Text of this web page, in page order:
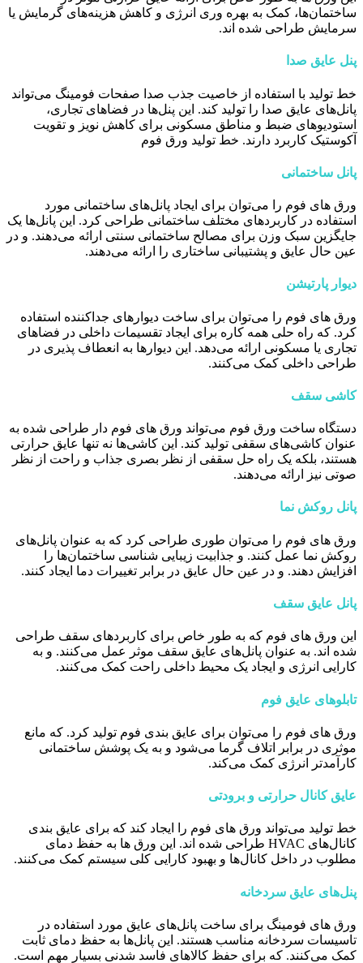
ساختمان‌ها، کمک به بهره وری انرژی و کاهش هزینه‌های گرمایش یا
سرمایش طراحی شده اند.
پنل عایق صدا
خط تولید با استفاده از خاصیت جذب صدا صفحات فومینگ می‌تواند
پانل‌های عایق صدا را تولید کند. این پنل‌ها در فضاهای تجاری،
استودیوهای ضبط و مناطق مسکونی برای کاهش نویز و تقویت
آکوستیک کاربرد دارند. خط تولید ورق فوم
پانل ساختمانی
ورق ‌های فوم را می‌توان برای ایجاد پانل‌های ساختمانی مورد
استفاده در کاربردهای مختلف ساختمانی طراحی کرد. این پانل‌ها یک
جایگزین سبک وزن برای مصالح ساختمانی سنتی ارائه می‌دهند. و در
عین حال عایق و پشتیبانی ساختاری را ارائه می‌دهند.
دیوار پارتیشن
ورق ‌های فوم را می‌توان برای ساخت دیوارهای جداکننده استفاده
کرد. که راه حلی همه کاره برای ایجاد تقسیمات داخلی در فضاهای
تجاری یا مسکونی ارائه می‌دهد. این دیوارها به انعطاف پذیری در
طراحی داخلی کمک می‌کنند.
کاشی سقف
دستگاه ساخت ورق فوم می‌تواند ورق ‌های فوم دار طراحی شده به
عنوان کاشی‌های سقفی تولید کند. این کاشی‌ها نه تنها عایق حرارتی
هستند، بلکه یک راه حل سقفی از نظر بصری جذاب و راحت از نظر
صوتی نیز ارائه می‌دهند.
پانل روکش نما
ورق ‌های فوم را می‌توان طوری طراحی کرد که به عنوان پانل‌های
روکش نما عمل کنند. و جذابیت زیبایی شناسی ساختمان‌ها را
افزایش دهند. و در عین حال عایق در برابر تغییرات دما ایجاد کنند.
پانل عایق سقف
این ورق ‌های فوم که به طور خاص برای کاربردهای سقف طراحی
شده اند. به عنوان پانل‌های عایق سقف موثر عمل می‌کنند. و به
کارایی انرژی و ایجاد یک محیط داخلی راحت کمک می‌کنند.
تابلوهای عایق فوم
ورق ‌های فوم را می‌توان برای عایق بندی فوم تولید کرد. که مانع
موثری در برابر اتلاف گرما می‌شود و به یک پوشش ساختمانی
کارآمدتر انرژی کمک می‌کند.
عایق کانال حرارتی و برودتی
خط تولید می‌تواند ورق ‌های فوم را ایجاد کند که برای عایق بندی
کانال‌های HVAC طراحی شده اند. این ورق ‌ها به حفظ دمای
مطلوب در داخل کانال‌ها و بهبود کارایی کلی سیستم کمک می‌کنند.
پنل‌های عایق سردخانه
ورق ‌های فومینگ برای ساخت پانل‌های عایق مورد استفاده در
تاسیسات سردخانه مناسب هستند. این پانل‌ها به حفظ دمای ثابت
کمک می‌کنند. که برای حفظ کالاهای فاسد شدنی بسیار مهم است.